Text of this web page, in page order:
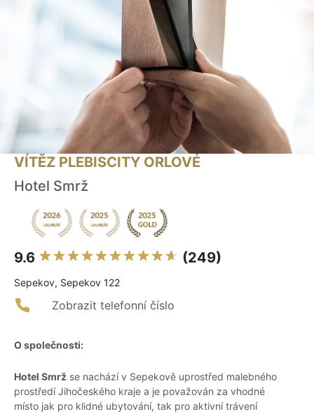
VÍTĚZ PLEBISCITY ORLOVÉ
Hotel Smrž
9.6 (249)
Sepekov, Sepekov 122
Zobrazit telefonní číslo
O společnosti:
Hotel Smrž se nachází v Sepekově uprostřed malebného
prostředí Jihočeského kraje a je považován za vhodné
místo jak pro klidné ubytování, tak pro aktivní trávení